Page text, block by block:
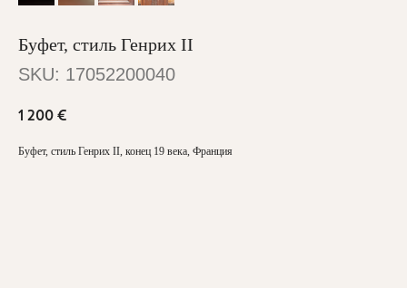
Буфет, стиль Генрих II
SKU: 17052200040
1 200 €
Буфет, стиль Генрих II, конец 19 века, Франция